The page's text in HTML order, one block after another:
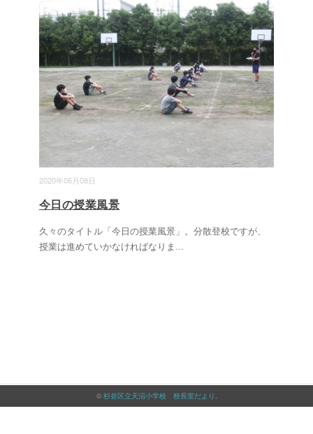
2020年06月08日
今日の授業風景
久々のタイトル「今日の授業風景」。分散登校ですが、
授業は進めていかなければなりま ...
© 杉並区立天沼小学校 校長室だより .